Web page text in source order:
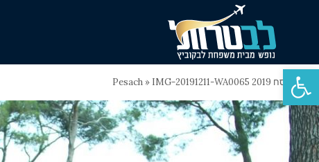
פתח סרגל נגישות
ראשי » פסח 2019 Pesach » IMG-20191211-WA0065